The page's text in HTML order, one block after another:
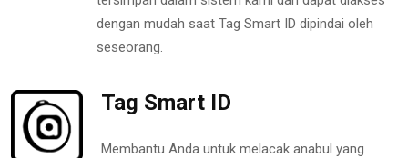
dengan mudah saat Tag Smart ID dipindai oleh
seseorang.
Tag Smart ID
Membantu Anda untuk melacak anabul yang